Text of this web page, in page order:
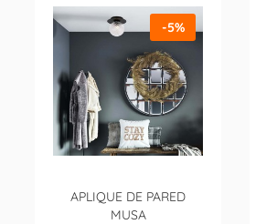
APLIQUE DE PARED
MUSA
-5%